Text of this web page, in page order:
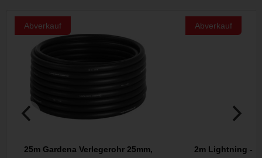
Abverkauf
25m Gardena Verlegerohr 25mm,
Abverkauf
2m Lightning -